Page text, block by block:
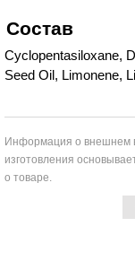
Состав
Cyclopentasiloxane,
Seed Oil, Limonene,
Информация о внешнем
изготовления
о товаре.